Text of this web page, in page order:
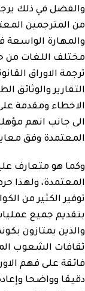
والفضل في ذلك
من المترجمين
والمهارة الواسعة
مختلف اللغات من
ترجمة الاوراق
التقارير والوثائق
الاخطاء ومقدمة
الى جانب انهم
المعتمدة وفق
وكما هو متعارف
المعتمدة، ولهذا
توفير الكثير من
بتقديم جميع
والذين يمتازون
ثقافات الشعوب
فائقة على فهم
دقيقا وواضحا